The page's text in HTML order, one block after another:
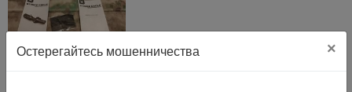
vortex strike eagle 1-8*24 SFP + моноблок hawke
Остерегайтесь мошенничества ×